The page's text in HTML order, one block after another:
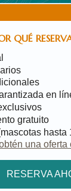
MAPA DEL
QUÉ
en
gratuito
hasta
una oferta
RESERVA